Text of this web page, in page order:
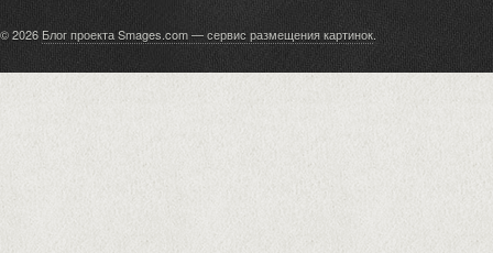
© 2026 Блог проекта Smages.com — сервис размещения картинок.